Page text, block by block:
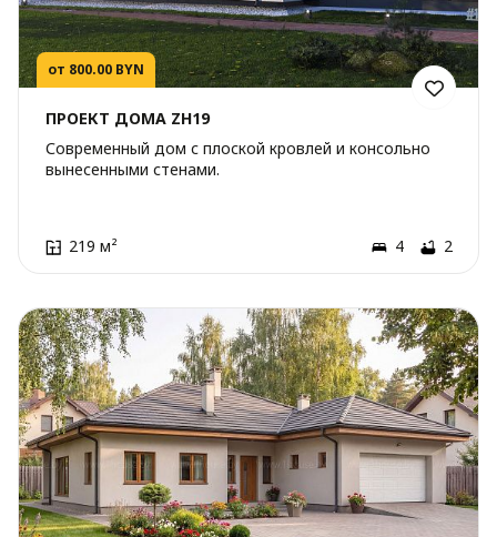
от 800.00 BYN
ПРОЕКТ ДОМА ZH19
Современный дом с плоской кровлей и консольно
вынесенными стенами.
219 м² 4 2